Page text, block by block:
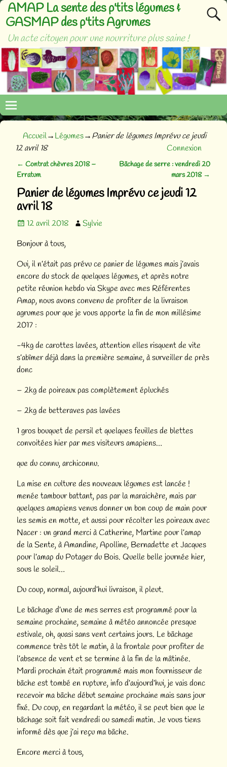
AMAP La sente des p'tits légumes &
GASMAP des p'tits Agrumes
Un acte citoyen pour une nourriture plus saine !
Accueil→Légumes→Panier de légumes Imprévu ce jeudi
12 avril 18
Connexion
Navigation des articles
← Contrat chèvres 2018 –
Erratum
Bâchage de serre : vendredi 20
mars 2018 →
Panier de légumes Imprévu ce jeudi 12
avril 18
12 avril 2018
Sylvie
Bonjour à tous,
Oui, il n’était pas prévu ce panier de légumes mais j’avais
encore du stock de quelques légumes, et après notre
petite réunion hebdo via Skype avec mes Référentes
Amap, nous avons convenu de profiter de la livraison
agrumes pour que je vous apporte la fin de mon millésime
2017 :
-4kg de carottes lavées, attention elles risquent de vite
s’abîmer déjà dans la première semaine, à surveiller de près
donc
– 2kg de poireaux pas complètement épluchés
– 2kg de betteraves pas lavées
1 gros bouquet de persil et quelques feuilles de blettes
convoitées hier par mes visiteurs amapiens…
que du connu, archiconnu.
La mise en culture des nouveaux légumes est lancée !
menée tambour battant, pas par la maraichère, mais par
quelques amapiens venus donner un bon coup de main pour
les semis en motte, et aussi pour récolter les poireaux avec
Nacer : un grand merci à Catherine, Martine pour l’amap
de la Sente, à Amandine, Apolline, Bernadette et Jacques
pour l’amap du Potager du Bois. Quelle belle journée hier,
sous le soleil…
Du coup, normal, aujourd’hui livraison, il pleut.
Le bâchage d’une de mes serres est programmé pour la
semaine prochaine, semaine à météo annoncée presque
estivale, oh, quasi sans vent certains jours. Le bâchage
commence très tôt le matin, à la frontale pour profiter de
l’absence de vent et se termine à la fin de la mâtinée.
Mardi prochain était programmé mais mon fournisseur de
bâche est tombé en rupture, info d’aujourd’hui, je vais donc
recevoir ma bâche début semaine prochaine mais sans jour
fixé. Du coup, en regardant la météo, il se peut bien que le
bâchage soit fait vendredi ou samedi matin. Je vous tiens
informé dès que j’ai reçu ma bâche.
Encore merci à tous,